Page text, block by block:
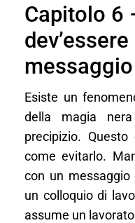
Capitolo 6
messaggio
Esiste un
della magia
precipizio.
come evitarlo.
con un
un colloquio di
assume un